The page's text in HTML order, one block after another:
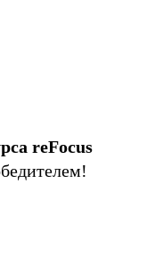
reFocus